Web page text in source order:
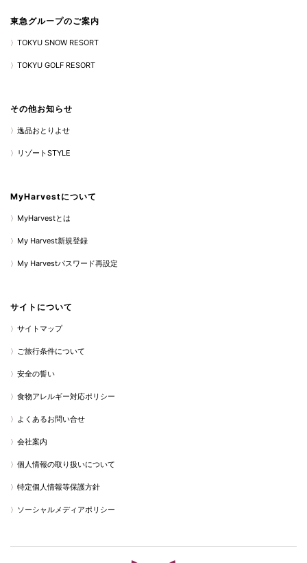
東急グループのご案内
TOKYU SNOW RESORT
TOKYU GOLF RESORT
その他お知らせ
逸品おとりよせ
リゾートSTYLE
MyHarvestについて
MyHarvestとは
My Harvest新規登録
My Harvestパスワード再設定
サイトについて
サイトマップ
ご旅行条件について
安全の誓い
食物アレルギー対応ポリシー
よくあるお問い合せ
会社案内
個人情報の取り扱いについて
特定個人情報等保護方針
ソーシャルメディアポリシー